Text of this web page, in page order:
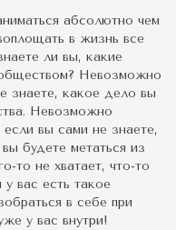
абсолютно чем
в жизнь все
ли вы, какие
Невозможно
знаете, какое дело вы
Невозможно
вы сами не знаете,
будете метаться из
то не хватает, что-то
вас есть такое
в себе при
у вас внутри!